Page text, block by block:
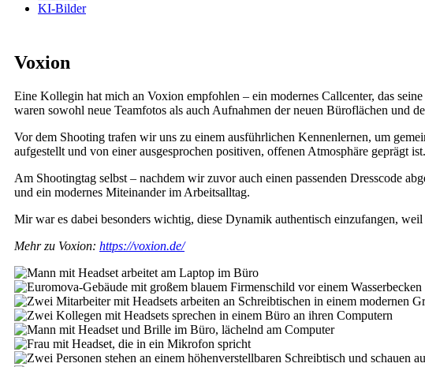
KI-Bilder
Voxion
Eine Kollegin hat mich an Voxion empfohlen – ein modernes Callcenter, das
waren sowohl neue Teamfotos als auch Aufnahmen der neuen Büroflächen und
Vor dem Shooting trafen wir uns zu einem ausführlichen Kennenlernen, um
aufgestellt und von einer ausgesprochen positiven, offenen Atmosphäre geprägt ist.
Am Shootingtag selbst – nachdem wir zuvor auch einen passenden Dresscode
und ein modernes Miteinander im Arbeitsalltag.
Mir war es dabei besonders wichtig, diese Dynamik authentisch einzufangen,
Mehr zu Voxion: https://voxion.de/